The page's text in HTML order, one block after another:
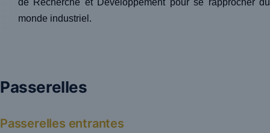
de Recherche et Développement pour se rapprocher du
monde industriel.
Passerelles
Passerelles entrantes